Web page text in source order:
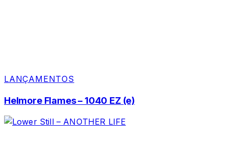
LANÇAMENTOS
Helmore Flames – 1040 EZ (e)